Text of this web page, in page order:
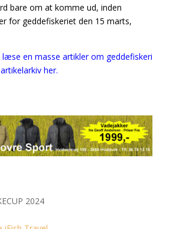
bare om at komme ud, inden
for geddefiskeriet den 15 marts,
læse en masse artikler om geddefiskeri
her.